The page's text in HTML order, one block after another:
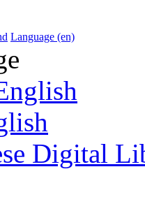
Language (en)
Digital